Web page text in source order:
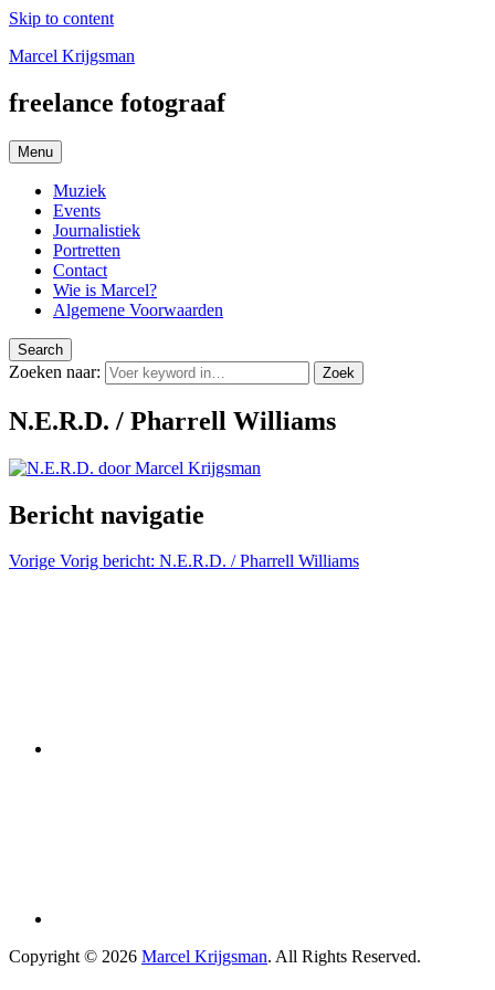
Skip to content
Marcel Krijgsman
freelance fotograaf
Menu
Muziek
Events
Journalistiek
Portretten
Contact
Wie is Marcel?
Algemene Voorwaarden
Search
Zoeken naar: Zoek
N.E.R.D. / Pharrell Williams
Bericht navigatie
Vorige Vorig bericht: N.E.R.D. / Pharrell Williams
Copyright © 2026 Marcel Krijgsman. All Rights Reserved.